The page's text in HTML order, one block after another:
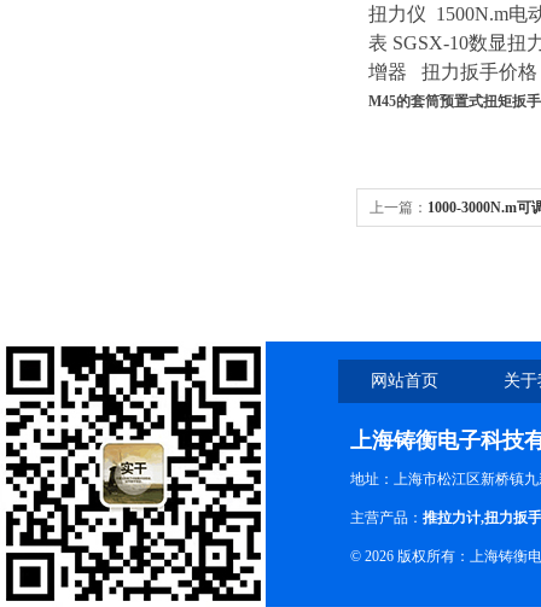
扭力仪 1500N.m电
表 SGSX-10数显扭
增器 扭力扳手价格
M45的套筒预置式扭矩扳
上一篇： 1000-3000N.m可
网站首页 关
上海铸衡电子科技
地址：上海市松江区新桥镇
主营产品： 推拉力计,扭力扳手
© 2026 版权所有：上海铸衡